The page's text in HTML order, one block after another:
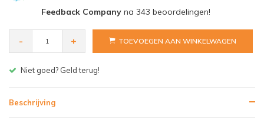
Feedback Companyna 343 beoordelingen!
- + TOEVOEGEN AAN WINKELWAGEN
Gratis bezorgen v.a. € 150,- (NL)
Beschrijving